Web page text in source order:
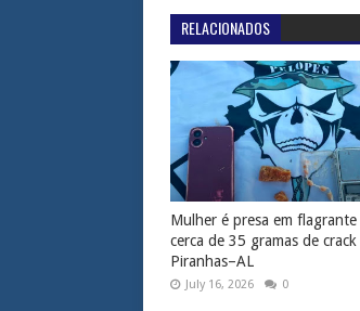
RELACIONADOS
Mulher é presa em flagrante
cerca de 35 gramas de crack
Piranhas–AL
July 16, 2026 0